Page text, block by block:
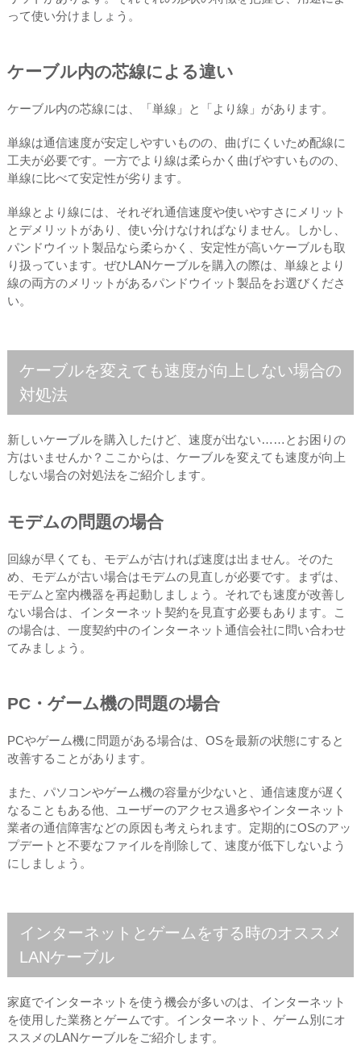
って使い分けましょう。
ケーブル内の芯線による違い
ケーブル内の芯線には、「単線」と「より線」があります。
単線は通信速度が安定しやすいものの、曲げにくいため配線に
工夫が必要です。一方でより線は柔らかく曲げやすいものの、
単線に比べて安定性が劣ります。
単線とより線には、それぞれ通信速度や使いやすさにメリット
とデメリットがあり、使い分けなければなりません。しかし、
パンドウイット製品なら柔らかく、安定性が高いケーブルも取
り扱っています。ぜひLANケーブルを購入の際は、単線とより
線の両方のメリットがあるパンドウイット製品をお選びくださ
い。
ケーブルを変えても速度が向上しない場合の
対処法
新しいケーブルを購入したけど、速度が出ない……とお困りの
方はいませんか？ここからは、ケーブルを変えても速度が向上
しない場合の対処法をご紹介します。
モデムの問題の場合
回線が早くても、モデムが古ければ速度は出ません。そのた
め、モデムが古い場合はモデムの見直しが必要です。まずは、
モデムと室内機器を再起動しましょう。それでも速度が改善し
ない場合は、インターネット契約を見直す必要もあります。こ
の場合は、一度契約中のインターネット通信会社に問い合わせ
てみましょう。
PC・ゲーム機の問題の場合
PCやゲーム機に問題がある場合は、OSを最新の状態にすると
改善することがあります。
また、パソコンやゲーム機の容量が少ないと、通信速度が遅く
なることもある他、ユーザーのアクセス過多やインターネット
業者の通信障害などの原因も考えられます。定期的にOSのアッ
プデートと不要なファイルを削除して、速度が低下しないよう
にしましょう。
インターネットとゲームをする時のオススメ
LANケーブル
家庭でインターネットを使う機会が多いのは、インターネット
を使用した業務とゲームです。インターネット、ゲーム別にオ
ススメのLANケーブルをご紹介します。